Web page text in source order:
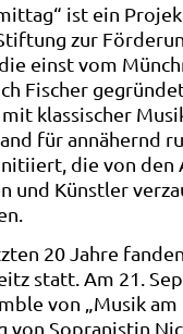
ist ein
zur
einst vom
Fischer
klassischer
für annähernd
die von den
und Künstler
20 Jahre
statt. Am 21.
von „Musik
Sopranistin